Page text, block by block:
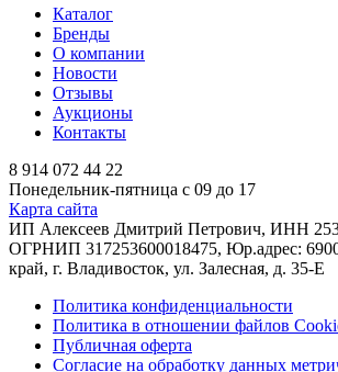
Каталог
Бренды
О компании
Новости
Отзывы
Аукционы
Контакты
8 914 072 44 22
Понедельник-пятница с 09 до 17
Карта сайта
ИП Алексеев Дмитрий Петрович, ИНН
ОГРНИП 317253600018475, Юр.адрес:
край, г. Владивосток, ул. Залесная, д. 35-Е
Политика конфиденциальности
Политика в отношении файлов
Публичная оферта
Согласие на обработку данных